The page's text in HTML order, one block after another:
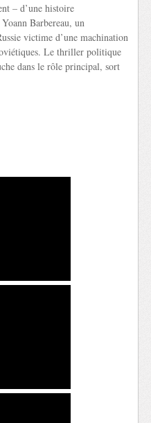
– d’une histoire
Barbereau, un
victime d’une machination
Le thriller politique
dans le rôle principal, sort